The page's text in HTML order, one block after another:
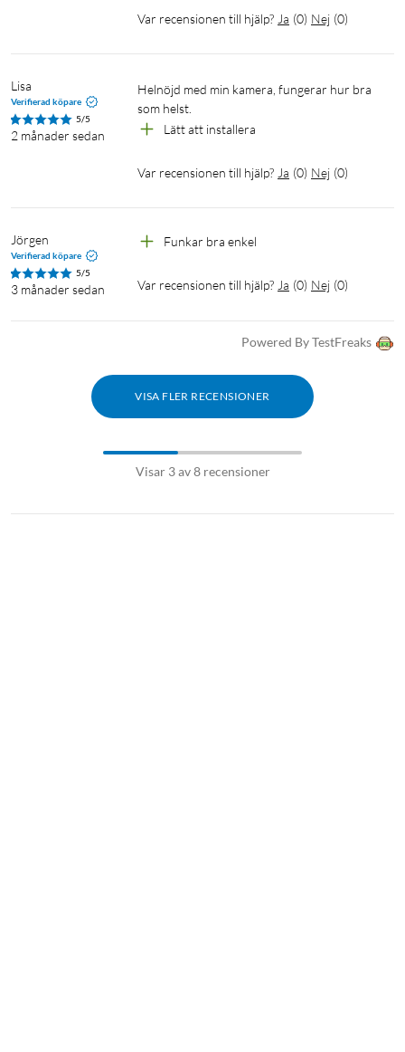
Wi-Fi protokoll: IEEE 802.11b/g/n, 2.4 GHz
Bildsensor: 1/3”
Synfält: 360° horisontellt, 130° vertikalt
Kortplats: Micro-SD (upp till 512 GB, medföljer ej)
Mått: 105.3×77.8×69.8 mm
Levereras med nätadapter (5 V/1 A) och installationsmaterial
(2m kabel)
Var recensionen till hjälp? Ja (0) Nej (0)
Lisa
Verifierad köpare
5/5
2 månader sedan
Helnöjd med min kamera, fungerar hur bra
som helst.
Lätt att installera
Var recensionen till hjälp? Ja (0) Nej (0)
Jörgen
Verifierad köpare
5/5
3 månader sedan
Funkar bra enkel
Var recensionen till hjälp? Ja (0) Nej (0)
Powered By TestFreaks
VISA FLER RECENSIONER
Visar 3 av 8 recensioner